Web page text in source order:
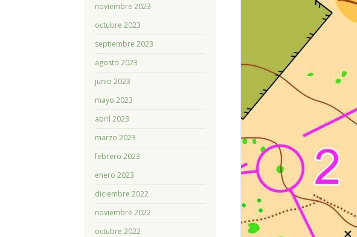
noviembre 2023
octubre 2023
septiembre 2023
agosto 2023
junio 2023
mayo 2023
abril 2023
marzo 2023
febrero 2023
enero 2023
diciembre 2022
noviembre 2022
octubre 2022